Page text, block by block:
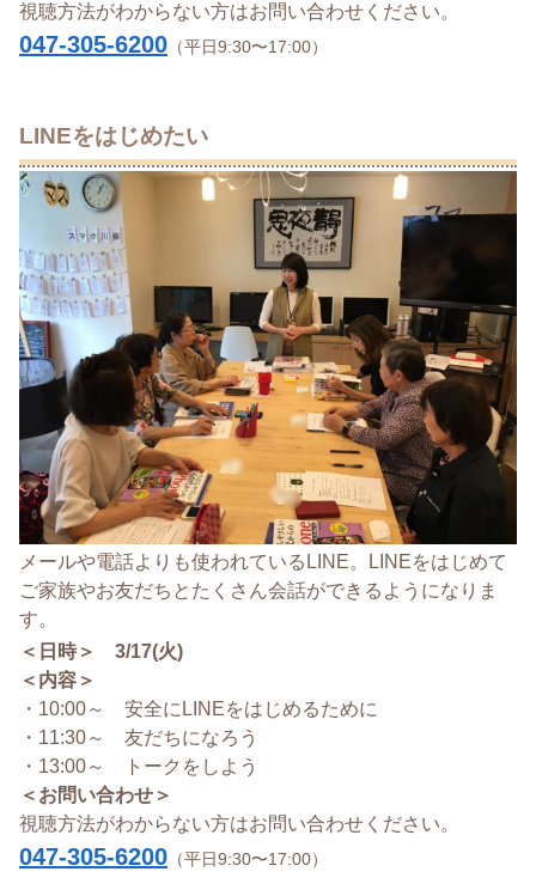
視聴方法がわからない方はお問い合わせください。
047-305-6200 （平日9:30〜17:00）
LINEをはじめたい
メールや電話よりも使われているLINE。LINEをはじめて
ご家族やお友だちとたくさん会話ができるようになりま
す。
＜日時＞ 3/17(火)
＜内容＞
・10:00～ 安全にLINEをはじめるために
・11:30～ 友だちになろう
・13:00～ トークをしよう
＜お問い合わせ＞
視聴方法がわからない方はお問い合わせください。
047-305-6200 （平日9:30〜17:00）